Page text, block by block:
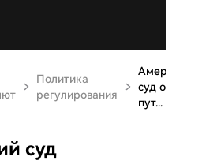
Политика
регулирования
Американский
суд открывает
пут...
суд